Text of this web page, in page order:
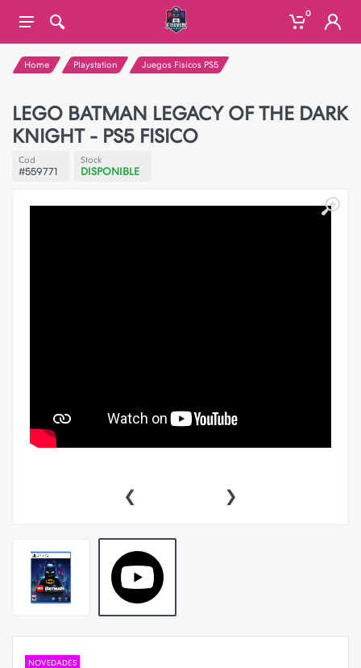
0
Home Playstation Juegos Fisicos PS5
LEGO BATMAN LEGACY OF THE DARK
KNIGHT - PS5 FISICO
Cod
#559771
Stock
DISPONIBLE
‹ ›
NOVEDADES